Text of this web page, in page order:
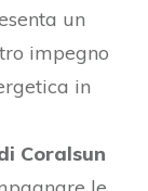
un
impegno
in
Coralsun